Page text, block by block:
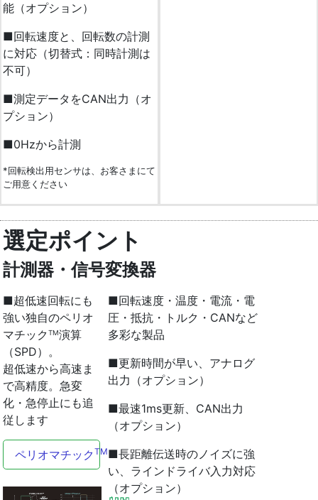
能（オプション）
■回転速度と、回転数の計測
に対応（切替式：同時計測は
不可）
■測定データをCAN出力（オ
プション）
■0Hzから計測
*回転検出用センサは、お客さまにて
ご用意ください
選定ポイント
計測器・信号変換器
■超低速回転にも
強い独自のペリオ
マチックTM演算
（SPD）。
超低速から高速ま
で高精度。急変
化・急停止にも追
従します
ペリオマチック TMとは
■回転速度・温度・電流・電
圧・抵抗・トルク・CANなど
多彩な製品
■更新時間が早い、アナログ
出力（オプション）
■最速1ms更新、CAN出力
（オプション）
■長距離伝送時のノイズに強
い、ラインドライバ入力対応
（オプション）